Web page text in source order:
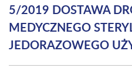
5/2019 DOSTAWA
MEDYCZNEGO
JEDORAZOWEGO